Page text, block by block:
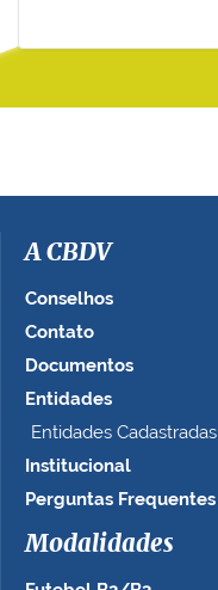
A CBDV
Conselhos
Contato
Documentos
Entidades
Entidades Cadastradas
Institucional
Perguntas Frequentes
Modalidades